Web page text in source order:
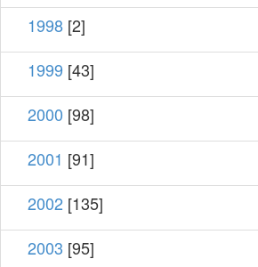
1998 [2]
1999 [43]
2000 [98]
2001 [91]
2002 [135]
2003 [95]